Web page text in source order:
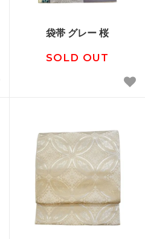
袋帯 グレー 桜
SOLD OUT